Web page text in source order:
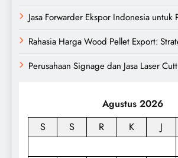
Jasa Forwarder Ekspor Indonesia
Rahasia Harga Wood Pellet Export:
Perusahaan Signage dan Jasa Laser
Agustus 2026
S
S R K J